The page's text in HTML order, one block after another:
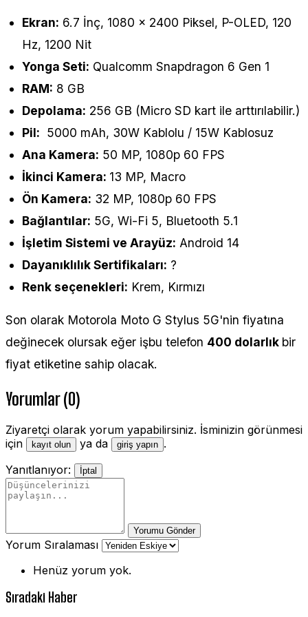
Ekran: 6.7 İnç, 1080 × 2400 Piksel, P-OLED, 120
Hz, 1200 Nit
Yonga Seti: Qualcomm Snapdragon 6 Gen 1
RAM: 8 GB
Depolama: 256 GB (Micro SD kart ile arttırılabilir.)
Pil: 5000 mAh, 30W Kablolu / 15W Kablosuz
Ana Kamera: 50 MP, 1080p 60 FPS
İkinci Kamera: 13 MP, Macro
Ön Kamera: 32 MP, 1080p 60 FPS
Bağlantılar: 5G, Wi-Fi 5, Bluetooth 5.1
İşletim Sistemi ve Arayüz: Android 14
Dayanıklılık Sertifikaları: ?
Renk seçenekleri: Krem, Kırmızı
Son olarak Motorola Moto G Stylus 5G'nin fiyatına
değinecek olursak eğer işbu telefon 400 dolarlık bir
fiyat etiketine sahip olacak.
Yorumlar (0)
Ziyaretçi olarak yorum yapabilirsiniz. İsminizin görünmesi
için
kayıt olun ya da giriş yapın .
Yanıtlanıyor:
İptal
Yorumu Gönder
Yorum Sıralaması
Henüz yorum yok.
Sıradaki Haber